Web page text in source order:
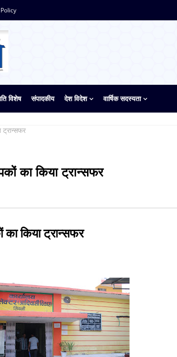
विशेष संपादकीय देश विदेश वार्षिक सदस्यता
ट्रान्सफर
का किया ट्रान्सफर
का किया ट्रान्सफर